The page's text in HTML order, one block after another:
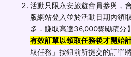
活動只限永安旅遊會員參與，
版網站登入並於活動日期內領
多．賺取高達36,000獎勵積分
有效訂單以領取任務後才開始
取任務」按鈕前所提交的訂單